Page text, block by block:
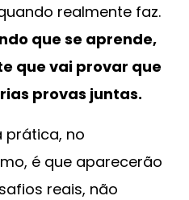
realmente faz.
que se aprende,
que vai provar que
provas juntas.
prática, no
é que aparecerão
reais, não